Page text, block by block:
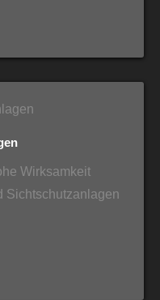
Wirksamkeit
Sichtschutzanlagen